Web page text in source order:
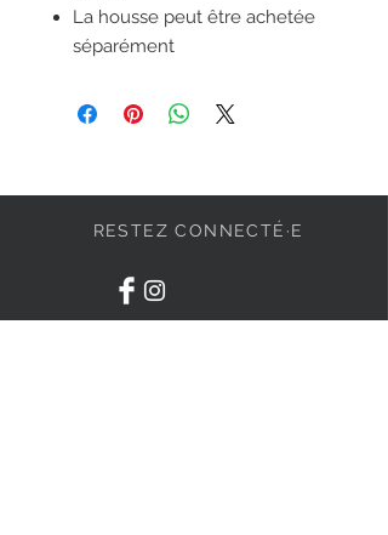
La housse peut être achetée
séparément
RESTEZ CONNECTÉ·E